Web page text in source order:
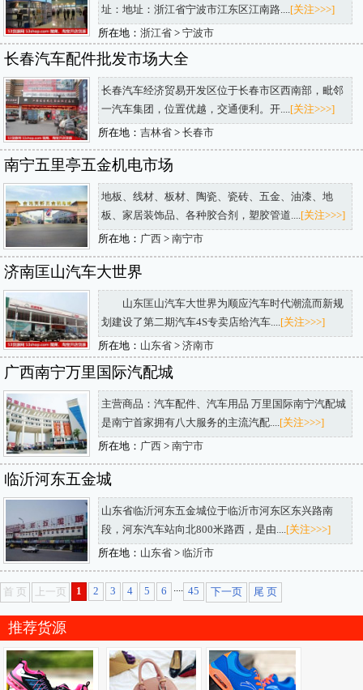
址：地址：浙江省宁波市江东区江南路.... [关注>>>]
所在地： 浙江省> 宁波市
长春汽车配件批发市场大全
长春汽车经济贸易开发区位于长春市区西南部，毗邻
一汽车集团，位置优越，交通便利。开....[关注>>>]
所在地： 吉林省> 长春市
南宁五里亭五金机电市场
地板、线材、板材、陶瓷、瓷砖、五金、油漆、地
板、家居装饰品、各种胶合剂，塑胶管道....[关注>>>]
所在地： 广西 > 南宁市
济南匡山汽车大世界
山东匡山汽车大世界为顺应汽车时代潮流而新规
划建设了第二期汽车4S专卖店给汽车....[关注>>>]
所在地： 山东省> 济南市
广西南宁万里国际汽配城
主营商品：汽车配件、汽车用品 万里国际南宁汽配城
是南宁首家拥有八大服务的主流汽配.... [关注>>>]
所在地： 广西> 南宁市
临沂河东五金城
山东省临沂河东五金城位于临沂市河东区东兴路南
段，河东汽车站向北800米路西，是由....[关注>>>]
所在地： 山东省> 临沂市
首 页 上一页 1 2 3 4 5 6 .... 45 下一页 尾 页
推荐货源